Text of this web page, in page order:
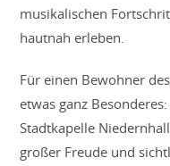
musikalischen
hautnah erleben.
Für einen Bewohner
etwas ganz
Stadtkapelle
großer Freude und